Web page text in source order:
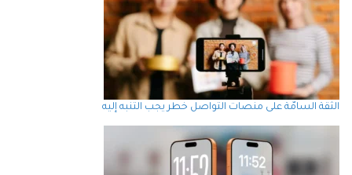
الثقة السامّة على منصات التواصل خطر يجب التنبه إليه